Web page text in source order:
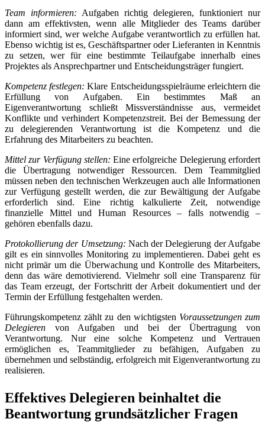
Team informieren: Aufgaben richtig delegieren, funktioniert nur
dann am effektivsten, wenn alle Mitglieder des Teams darüber
informiert sind, wer welche Aufgabe verantwortlich zu erfüllen hat.
Ebenso wichtig ist es, Geschäftspartner oder Lieferanten in Kenntnis
zu setzen, wer für eine bestimmte Teilaufgabe innerhalb eines
Projektes als Ansprechpartner und Entscheidungsträger fungiert.
Kompetenz festlegen: Klare Entscheidungsspielräume erleichtern die
Erfüllung von Aufgaben. Ein bestimmtes Maß an
Eigenverantwortung schließt Missverständnisse aus, vermeidet
Konflikte und verhindert Kompetenzstreit. Bei der Bemessung der
zu delegierenden Verantwortung ist die Kompetenz und die
Erfahrung des Mitarbeiters zu beachten.
Mittel zur Verfügung stellen: Eine erfolgreiche Delegierung erfordert
die Übertragung notwendiger Ressourcen. Dem Teammitglied
müssen neben den technischen Werkzeugen auch alle Informationen
zur Verfügung gestellt werden, die zur Bewältigung der Aufgabe
erforderlich sind. Eine richtig kalkulierte Zeit, notwendige
finanzielle Mittel und Human Resources – falls notwendig –
gehören ebenfalls dazu.
Protokollierung der Umsetzung: Nach der Delegierung der Aufgabe
gilt es ein sinnvolles Monitoring zu implementieren. Dabei geht es
nicht primär um die Überwachung und Kontrolle des Mitarbeiters,
denn das wäre demotivierend. Vielmehr soll eine Transparenz für
das Team erzeugt, der Fortschritt der Arbeit dokumentiert und der
Termin der Erfüllung festgehalten werden.
Führungskompetenz zählt zu den wichtigsten Voraussetzungen zum
Delegieren
von Aufgaben und bei der Übertragung von
Verantwortung. Nur eine solche Kompetenz und Vertrauen
ermöglichen es, Teammitglieder zu befähigen, Aufgaben zu
übernehmen und selbständig, erfolgreich mit Eigenverantwortung zu
realisieren.
Effektives Delegieren beinhaltet die
Beantwortung grundsätzlicher Fragen